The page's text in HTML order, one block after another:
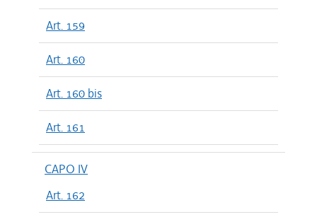
Art. 159
Art. 160
Art. 160 bis
Art. 161
CAPO IV
Art. 162